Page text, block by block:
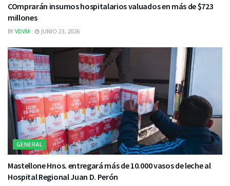
COmprarán insumos hospitalarios valuados en más de $723
millones
BY VDVM JUNIO 23, 2026
GENERAL
Mastellone Hnos. entregará más de 10.000 vasos de leche al
Hospital Regional Juan D. Perón